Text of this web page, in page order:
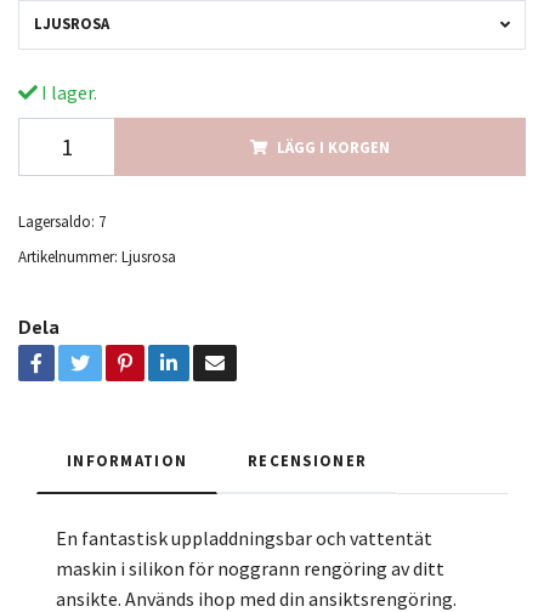
LJUSROSA
I lager.
LÄGG I KORGEN
Lagersaldo: 7
Artikelnummer: Ljusrosa
Dela
INFORMATION RECENSIONER
En fantastisk uppladdningsbar och vattentät
maskin i silikon för noggrann rengöring av ditt
ansikte. Används ihop med din ansiktsrengöring.